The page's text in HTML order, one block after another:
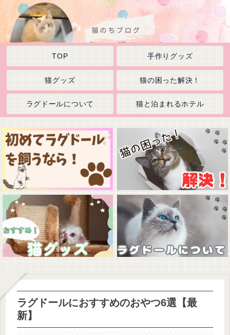
TOP 手作りグッズ
猫グッズ 猫の困った解決！
ラグドールについて 猫と泊まれるホテル
ラグドールにおすすめのおやつ6選【最
新】